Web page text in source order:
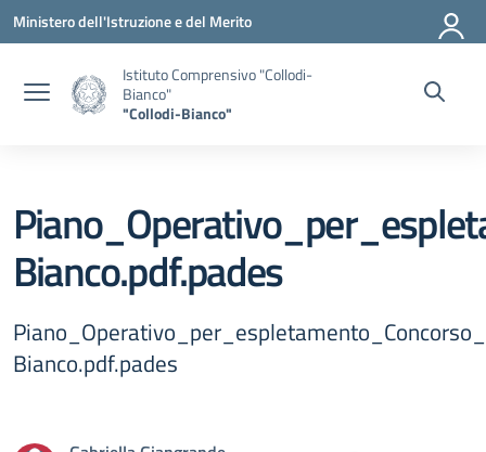
Vai ai contenuti
Vai al menu di navigazione
Vai al footer
Ministero dell'Istruzione e del Merito
Istituto Comprensivo "Collodi-
Bianco"
"Collodi-Bianco"
Bianco.pdf.pades
Bianco.pdf.pades